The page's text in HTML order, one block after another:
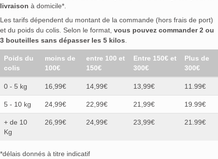
livraison à domicile*.
Les tarifs dépendent du montant de la commande (hors frais de port)
et du poids du colis. Selon le format, vous pouvez commander 2 ou
3 bouteilles sans dépasser les 5 kilos
Poids du
colis
moins de
100€
entre 100 et
150€
Entre 150€ et
300€
Plus de
300€
0 - 5 kg 16,99€ 14,99€ 13,99€ 11.99€
5 - 10 kg 24,99€ 22,99€ 21,99€ 19.99€
+ de 10
Kg
26,99€ 24,99€ 23,99€ 21.99€
*délais donnés à titre indicatif